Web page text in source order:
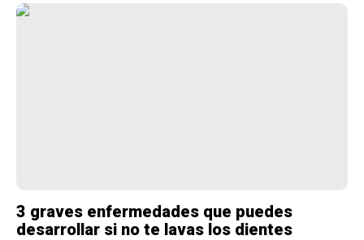
3 graves enfermedades que puedes
desarrollar si no te lavas los dientes